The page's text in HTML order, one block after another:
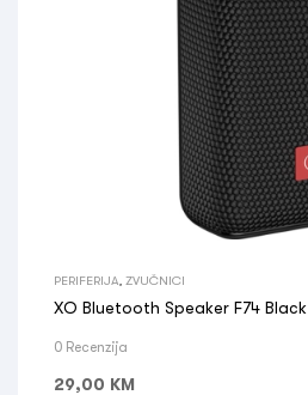
PERIFERIJA ZVUČNICI
XO Bluetooth Speaker F74 Black
0 Recenzija
29,00 KM